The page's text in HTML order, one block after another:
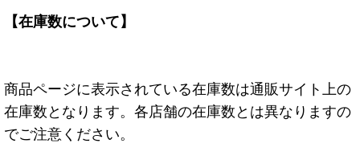
【在庫数について】
商品ページに表示されている在庫数は通販サイト上の
在庫数となります。各店舗の在庫数とは異なりますの
でご注意ください。